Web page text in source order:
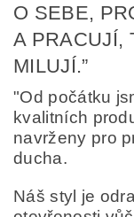
O SEBE,
A PRACUJÍ,
MILUJÍ.”
"Od počátku
kvalitních
navrženy pro
ducha.
Náš styl je